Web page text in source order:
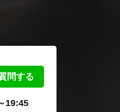
問する
19:45